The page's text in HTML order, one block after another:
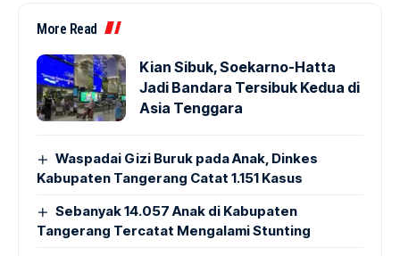
More Read
Kian Sibuk, Soekarno-Hatta
Jadi Bandara Tersibuk Kedua di
Asia Tenggara
Waspadai Gizi Buruk pada Anak, Dinkes
Kabupaten Tangerang Catat 1.151 Kasus
Sebanyak 14.057 Anak di Kabupaten
Tangerang Tercatat Mengalami Stunting